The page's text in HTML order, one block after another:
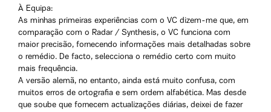
À Equipa:
As minhas primeiras experiências com o VC dizem-me que, em
comparação com o Radar / Synthesis, o VC funciona com
maior precisão, fornecendo informações mais detalhadas sobre
o remédio. De facto, selecciona o remédio certo com muito
mais frequência.
A versão alemã, no entanto, ainda está muito confusa, com
muitos erros de ortografia e sem ordem alfabética. Mas desde
que soube que fornecem actualizações diárias, deixei de fazer